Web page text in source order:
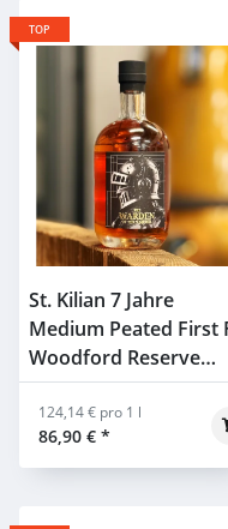
TOP
St. Kilian 7 Jahre
Medium Peated First
Woodford Reserve
Barrel Whiskyhort
WOTM 60,2% 0,7L
86,90 € *
124,14 € pro 1 l